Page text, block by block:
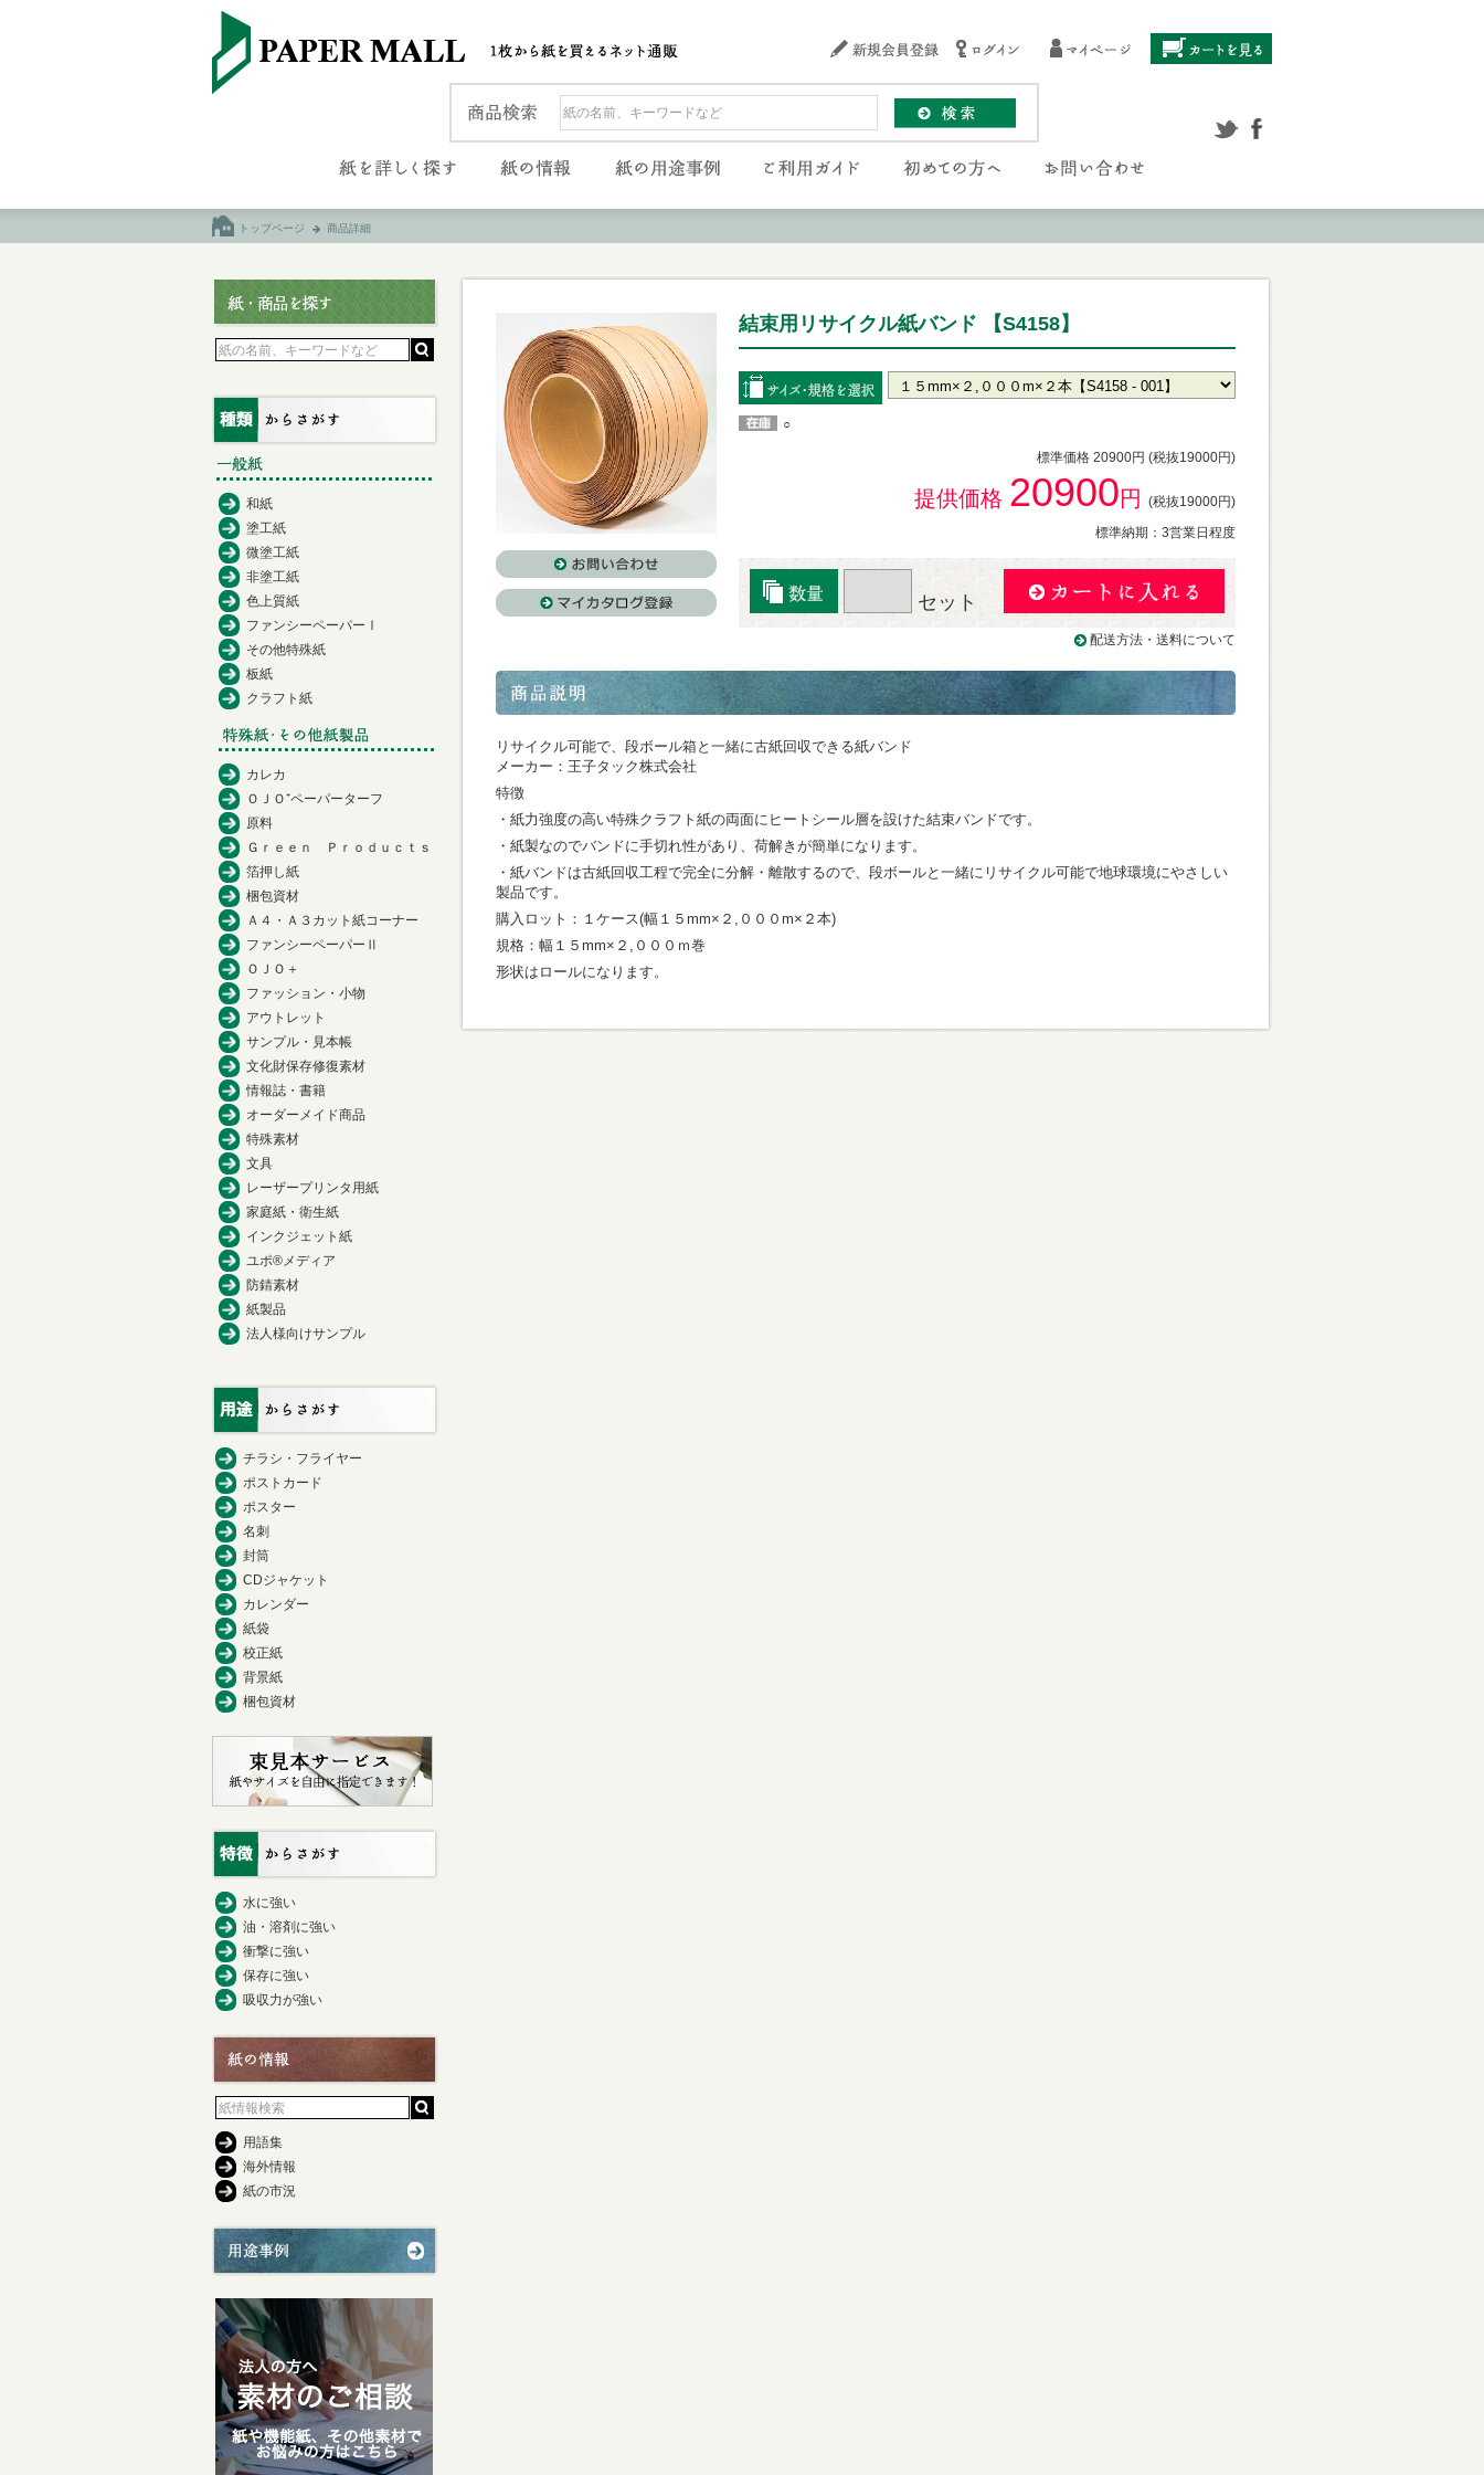
トップページ 商品詳細
結束用リサイクル紙バンド 【S4158】
○
標準価格 20900円 (税抜19000円)
提供価格 20900円
(税抜19000円)
標準納期：3営業日程度
セット
配送方法・送料について
リサイクル可能で、段ボール箱と一緒に古紙回収できる紙バンド
メーカー：王子タック株式会社
特徴
・紙力強度の高い特殊クラフト紙の両面にヒートシール層を設けた結束バンドです。
・紙製なのでバンドに手切れ性があり、荷解きが簡単になります。
・紙バンドは古紙回収工程で完全に分解・離散するので、段ボールと一緒にリサイクル可能で地球環境にやさしい
製品です。
購入ロット：１ケース(幅１５mm×２,０００m×２本)
規格：幅１５mm×２,０００ｍ巻
形状はロールになります。
和紙
塗工紙
微塗工紙
非塗工紙
色上質紙
ファンシーペーパーⅠ
その他特殊紙
板紙
クラフト紙
カレカ
ＯＪＯ⁺ペーパーターフ
原料
Ｇｒｅｅｎ Ｐｒｏｄｕｃｔｓ
箔押し紙
梱包資材
Ａ４・Ａ３カット紙コーナー
ファンシーペーパーⅡ
ＯＪＯ＋
ファッション・小物
アウトレット
サンプル・見本帳
文化財保存修復素材
情報誌・書籍
オーダーメイド商品
特殊素材
文具
レーザープリンタ用紙
家庭紙・衛生紙
インクジェット紙
ユポ®メディア
防錆素材
紙製品
法人様向けサンプル
チラシ・フライヤー
ポストカード
ポスター
名刺
封筒
CDジャケット
カレンダー
紙袋
校正紙
背景紙
梱包資材
水に強い
油・溶剤に強い
衝撃に強い
保存に強い
吸収力が強い
用語集
海外情報
紙の市況